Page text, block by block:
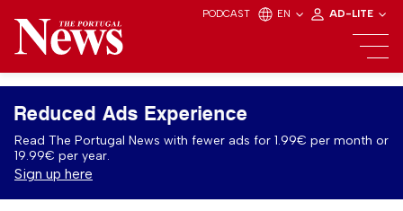
PODCAST EN AD-LITE
Reduced Ads Experience
Read The Portugal News with fewer ads for 1.99€ per month or
19.99€ per year.
Sign up here